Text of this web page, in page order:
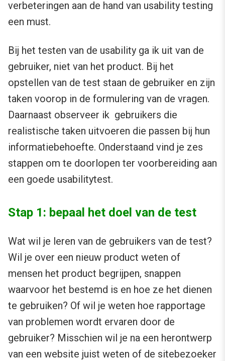
verbeteringen aan de hand van usability testing
een must.
Bij het testen van de usability ga ik uit van de
gebruiker, niet van het product. Bij het
opstellen van de test staan de gebruiker en zijn
taken voorop in de formulering van de vragen.
Daarnaast observeer ik gebruikers die
realistische taken uitvoeren die passen bij hun
informatiebehoefte. Onderstaand vind je zes
stappen om te doorlopen ter voorbereiding aan
een goede usabilitytest.
Stap 1: bepaal het doel van de test
Wat wil je leren van de gebruikers van de test?
Wil je over een nieuw product weten of
mensen het product begrijpen, snappen
waarvoor het bestemd is en hoe ze het dienen
te gebruiken? Of wil je weten hoe rapportage
van problemen wordt ervaren door de
gebruiker? Misschien wil je na een herontwerp
van een website juist weten of de sitebezoeker